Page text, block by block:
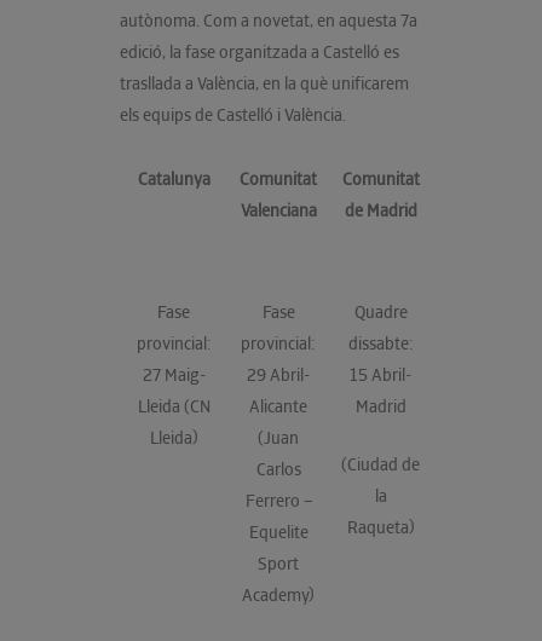
autònoma. Com a novetat, en aquesta 7a
edició, la fase organitzada a Castelló es
trasllada a València, en la què unificarem
els equips de Castelló i València.
Catalunya
Comunitat
Valenciana
Comunitat
de Madrid
Fase
provincial:
27 Maig-
Lleida (CN
Lleida)
Fase
provincial:
29 Abril-
Alicante
(Juan
Carlos
Ferrero –
Equelite
Sport
Academy)
Quadre
dissabte:
15 Abril-
Madrid
(Ciudad de
la
Raqueta)